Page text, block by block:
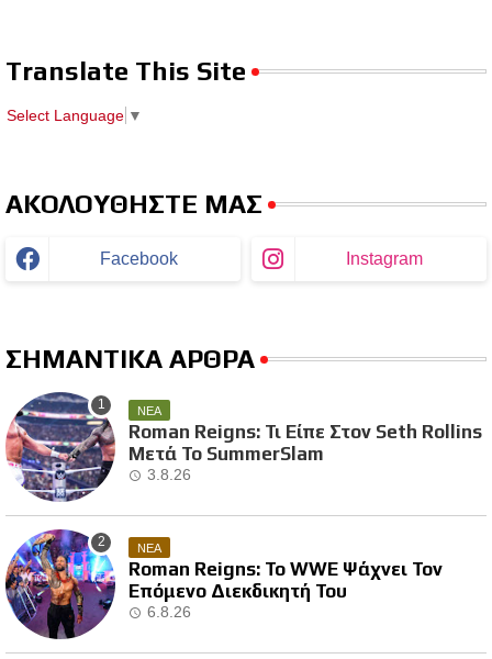
Translate This Site
Select Language ▼
ΑΚΟΛΟΥΘΗΣΤΕ ΜΑΣ
Facebook Instagram
ΣΗΜΑΝΤΙΚΑ ΑΡΘΡΑ
ΝΕΑ
Roman Reigns: Τι Είπε Στον Seth Rollins
Μετά Το SummerSlam
3.8.26
ΝΕΑ
Roman Reigns: Το WWE Ψάχνει Τον
Επόμενο Διεκδικητή Του
6.8.26